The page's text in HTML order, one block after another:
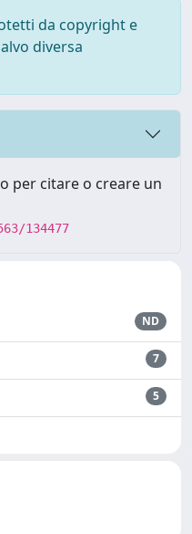
da copyright e
diversa
per citare o creare un
134477
ND
7
5